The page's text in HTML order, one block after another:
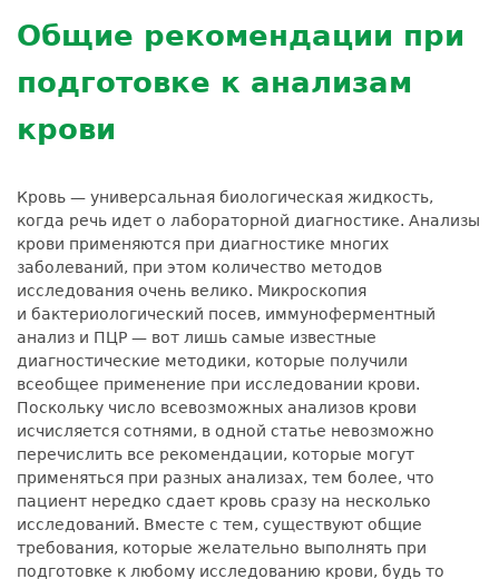
Усиление профилактических мер для
безопасности пациентов
Налоговый вычет
лабораторию
Документы
to
top
Общие рекомендации при
подготовке к анализам
крови
Кровь — универсальная биологическая жидкость,
когда речь идет о лабораторной диагностике. Анализы
крови применяются при диагностике многих
заболеваний, при этом количество методов
исследования очень велико. Микроскопия
и бактериологический посев, иммуноферментный
анализ и ПЦР — вот лишь самые известные
диагностические методики, которые получили
всеобщее применение при исследовании крови.
Поскольку число всевозможных анализов крови
исчисляется сотнями, в одной статье невозможно
перечислить все рекомендации, которые могут
применяться при разных анализах, тем более, что
пациент нередко сдает кровь сразу на несколько
исследований. Вместе с тем, существуют общие
требования, которые желательно выполнять при
подготовке к любому исследованию крови, будь то